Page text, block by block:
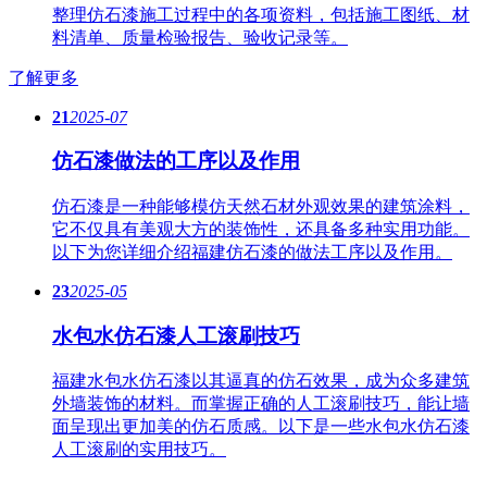
整理仿石漆施工过程中的各项资料，包括施工图纸、材
料清单、质量检验报告、验收记录等。
了解更多
212025-07
仿石漆做法的工序以及作用
仿石漆是一种能够模仿天然石材外观效果的建筑涂料，
它不仅具有美观大方的装饰性，还具备多种实用功能。
以下为您详细介绍福建仿石漆的做法工序以及作用。
232025-05
水包水仿石漆人工滚刷技巧
福建水包水仿石漆以其逼真的仿石效果，成为众多建筑
外墙装饰的材料。而掌握正确的人工滚刷技巧，能让墙
面呈现出更加美的仿石质感。以下是一些水包水仿石漆
人工滚刷的实用技巧。